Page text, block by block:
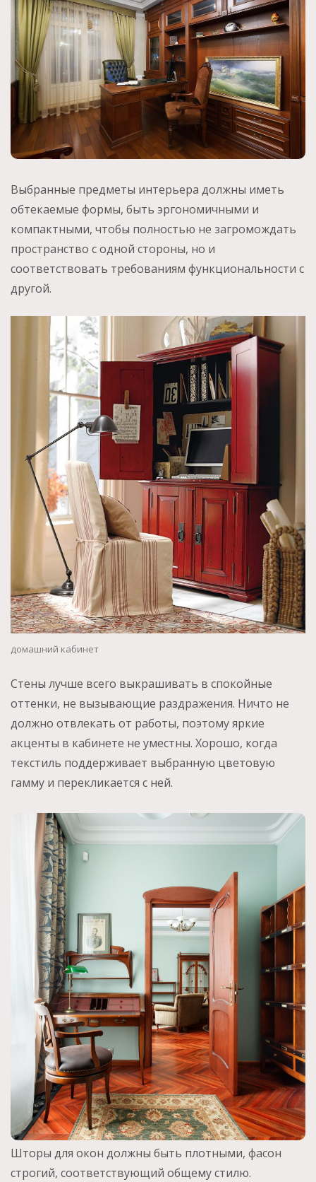
Выбранные предметы интерьера должны иметь
обтекаемые формы, быть эргономичными и
компактными, чтобы полностью не загромождать
пространство с одной стороны, но и
соответствовать требованиям функциональности с
другой.
домашний кабинет
Стены лучше всего выкрашивать в спокойные
оттенки, не вызывающие раздражения. Ничто не
должно отвлекать от работы, поэтому яркие
акценты в кабинете не уместны. Хорошо, когда
текстиль поддерживает выбранную цветовую
гамму и перекликается с ней.
Шторы для окон должны быть плотными, фасон
строгий, соответствующий общему стилю.